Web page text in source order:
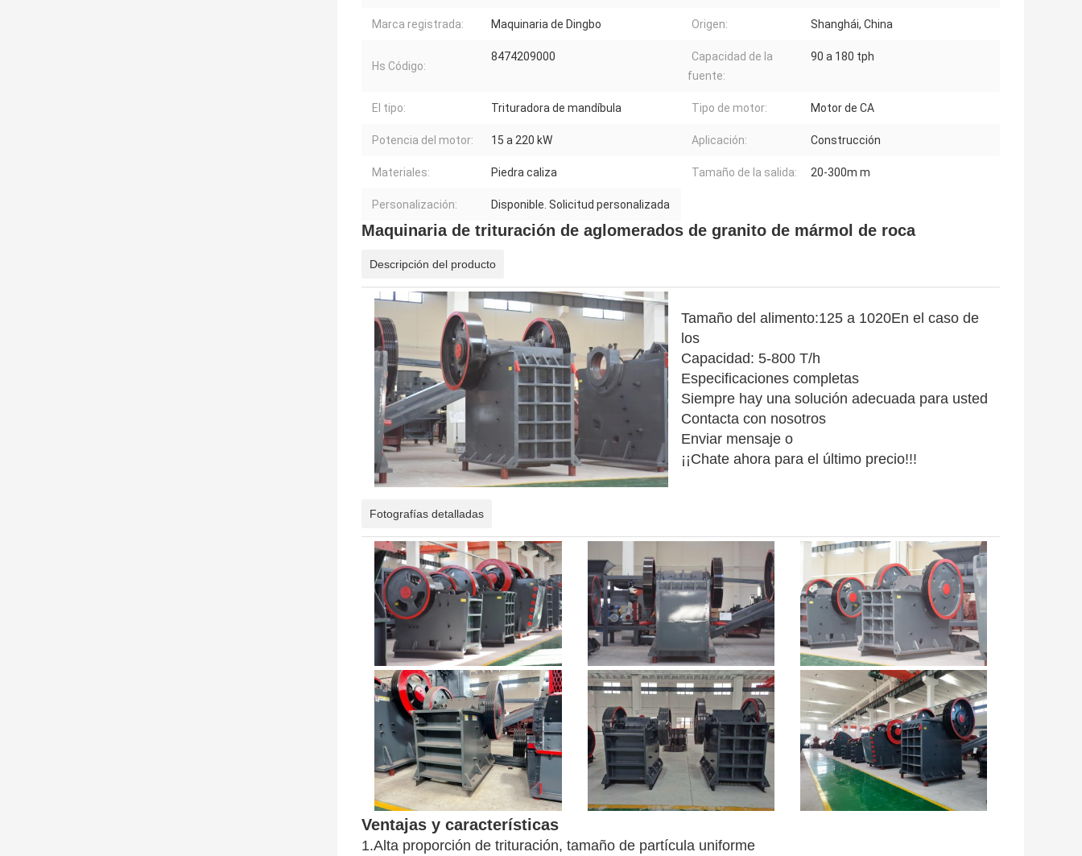
Marca registrada: Maquinaria de Dingbo Origen: Shanghái, China
Hs Código:
8474209000
Capacidad de la
fuente:
90 a 180 tph
El tipo: Trituradora de mandíbula Tipo de motor: Motor de CA
Potencia del motor: 15 a 220 kW Aplicación: Construcción
Materiales: Piedra caliza Tamaño de la salida: 20-300m m
Personalización: Disponible. Solicitud personalizada
Maquinaria de trituración de aglomerados de granito de mármol de roca
Descripción del producto
Tamaño del alimento:125 a 1020En el caso de
los
Capacidad: 5-800 T/h
Especificaciones completas
Siempre hay una solución adecuada para usted
Contacta con nosotros
Enviar mensaje o
¡¡Chate ahora para el último precio!!!
Fotografías detalladas
Ventajas y características
1.Alta proporción de trituración, tamaño de partícula uniforme